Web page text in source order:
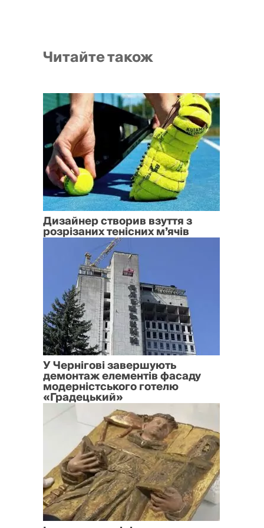
Читайте також
Дизайнер створив взуття з
розрізаних тенісних м’ячів
У Чернігові завершують
демонтаж елементів фасаду
модерністського готелю
«Градецький»